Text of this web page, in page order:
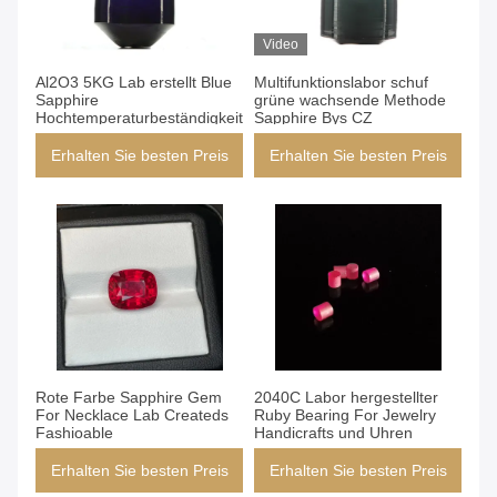
Al2O3 5KG Lab erstellt Blue
Sapphire
Hochtemperaturbeständigkeit
Erhalten Sie besten Preis
Video
Multifunktionslabor schuf
grüne wachsende Methode
Sapphire Bys CZ
Erhalten Sie besten Preis
Rote Farbe Sapphire Gem
For Necklace Lab Createds
Fashioable
Erhalten Sie besten Preis
2040C Labor hergestellter
Ruby Bearing For Jewelry
Handicrafts und Uhren
Erhalten Sie besten Preis